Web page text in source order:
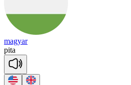
magyar
pita